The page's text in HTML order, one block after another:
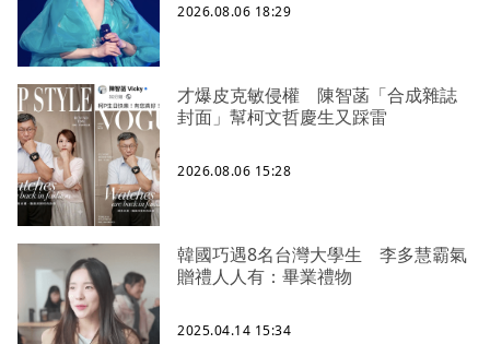
2026.08.06 18:29
才爆皮克敏侵權 陳智菡「合成雜誌
封面」幫柯文哲慶生又踩雷
2026.08.06 15:28
韓國巧遇8名台灣大學生 李多慧霸氣
贈禮人人有：畢業禮物
2025.04.14 15:34